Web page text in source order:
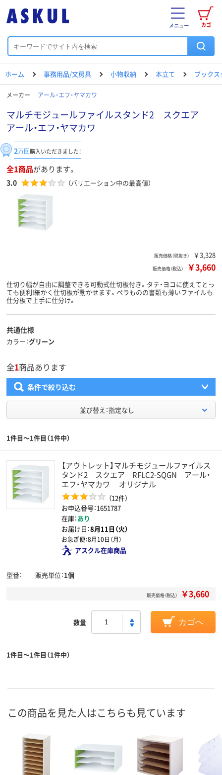
カゴ
メニュー
ホーム 事務用品/文房具 小物収納 本立て ブック
メーカー アール・エフ・ヤマカワ
マルチモジュールファイルスタンド2 スクエア
アール・エフ・ヤマカワ
2万回購入いただきました！
全1商品があります。
3.0 （バリエーション中の最高値）
販売価格（税抜き） ￥3,328
販売価格（税込） ￥3,660
仕切り幅が自由に調整できる可動式仕切板付き。タテ・ヨコに使えてとっ
ても便利!細かく仕切板が動かせます。ペラものの書類も薄いファイルも
仕分板で上手に仕分け。
共通仕様
カラー グリーン
全1商品あります
条件で絞り込む
並び替え：指定なし
1件目～1件目（1件中）
【アウトレット】マルチモジュールファイルス
タンド2 スクエア RFLC2-SQGN アール・
エフ・ヤマカワ オリジナル
（12件）
お申込番号：1651787
在庫：あり
お届け日：8月11日（火）
お急ぎ便：8月10日（月）
アスクル在庫商品
型番 販売単位 1個
販売価格（税込） ￥3,660
数量 カゴへ
1件目～1件目（1件中）
この商品を見た人はこちらも見ています